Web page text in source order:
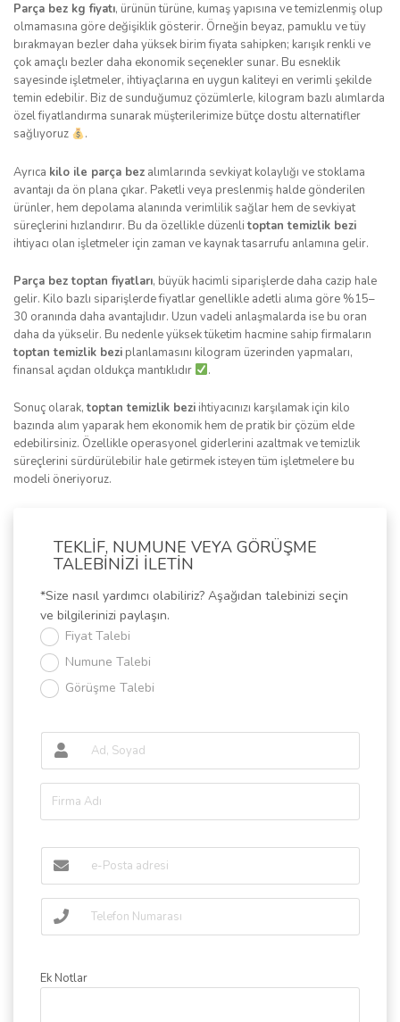
Parça bez kg fiyatı, ürünün türüne, kumaş yapısına ve temizlenmiş olup
olmamasına göre değişiklik gösterir. Örneğin beyaz, pamuklu ve tüy
bırakmayan bezler daha yüksek birim fiyata sahipken; karışık renkli ve
çok amaçlı bezler daha ekonomik seçenekler sunar. Bu esneklik
sayesinde işletmeler, ihtiyaçlarına en uygun kaliteyi en verimli şekilde
temin edebilir. Biz de sunduğumuz çözümlerle, kilogram bazlı alımlarda
özel fiyatlandırma sunarak müşterilerimize bütçe dostu alternatifler
sağlıyoruz
.
Ayrıca kilo ile parça bez alımlarında sevkiyat kolaylığı ve stoklama
avantajı da ön plana çıkar. Paketli veya preslenmiş halde gönderilen
ürünler, hem depolama alanında verimlilik sağlar hem de sevkiyat
süreçlerini hızlandırır. Bu da özellikle düzenlitoptan temizlik bezi
ihtiyacı olan işletmeler için zaman ve kaynak tasarrufu anlamına gelir.
Parça bez toptan fiyatları, büyük hacimli siparişlerde daha cazip hale
gelir. Kilo bazlı siparişlerde fiyatlar genellikle adetli alıma göre %15–
30 oranında daha avantajlıdır. Uzun vadeli anlaşmalarda ise bu oran
daha da yükselir. Bu nedenle yüksek tüketim hacmine sahip firmaların
toptan temizlik bezi planlamasını kilogram üzerinden yapmaları,
finansal açıdan oldukça mantıklıdır
.
Sonuç olarak,toptan temizlik bezi ihtiyacınızı karşılamak için kilo
bazında alım yaparak hem ekonomik hem de pratik bir çözüm elde
edebilirsiniz. Özellikle operasyonel giderlerini azaltmak ve temizlik
süreçlerini sürdürülebilir hale getirmek isteyen tüm işletmelere bu
modeli öneriyoruz.
TEKLİF, NUMUNE VEYA GÖRÜŞME
TALEBİNİZİ İLETİN
*Size nasıl yardımcı olabiliriz? Aşağıdan talebinizi seçin
ve bilgilerinizi paylaşın.
Fiyat Talebi
Numune Talebi
Görüşme Talebi
Ek Notlar